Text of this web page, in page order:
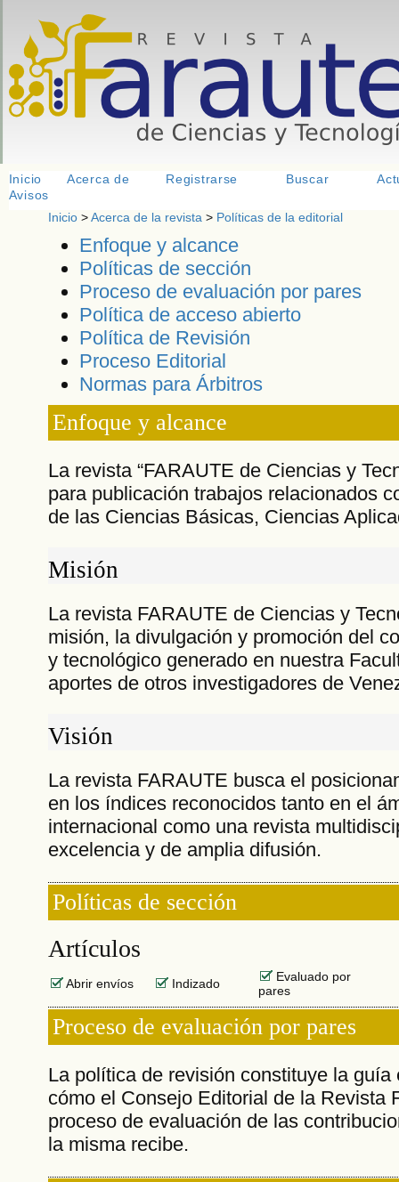
Inicio Acerca de Registrarse Buscar > <
Avisos
Inicio >Acerca de la revista > Políticas de la editorial
Enfoque y alcance
Políticas de sección
Proceso de evaluación por pares
Política de acceso abierto
Política de Revisión
Proceso Editorial
Normas para Árbitros
Enfoque y alcance
La revista “FARAUTE de Ciencias y
para publicación trabajos relacionados
de las Ciencias Básicas, Ciencias
Misión
La revista FARAUTE de Ciencias y
misión, la divulgación y promoción del
y tecnológico generado en nuestra
aportes de otros investigadores de
Visión
La revista FARAUTE busca el
en los índices reconocidos tanto en el
internacional como una revista
excelencia y de amplia difusión.
Políticas de sección
Artículos
Abrir envíos Indizado
Evaluado por
pares
Proceso de evaluación por pares
La política de revisión constituye la guía
cómo el Consejo Editorial de la Revista
proceso de evaluación de las
la misma recibe.